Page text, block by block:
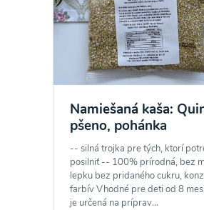
Namiešaná kaša:
pšeno, pohánka
-- silná trojka pre tých, ktorí
posilniť -- 100% prírodná, bez
lepku bez pridaného cukru,
farbív Vhodné pre deti od 8
je určená na príprav...